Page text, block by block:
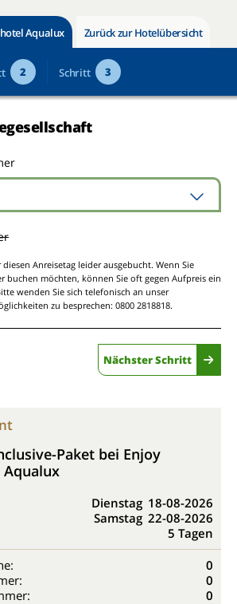
Aqualux Zurück zur Hotelübersicht
2 Schritt 3
Anreisetag leider ausgebucht. Wenn Sie
buchen möchten, können Sie oft gegen Aufpreis ein
wenden Sie sich telefonisch an unser
zu besprechen: 0800 2818818.
Nächster Schritt
Paket bei Enjoy
Dienstag 18-08-2026
Samstag 22-08-2026
5 Tagen
0
0
0